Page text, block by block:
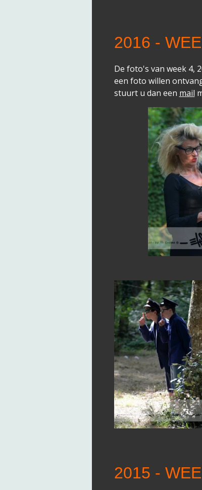
2016 -
De foto's van week 4,
een foto willen
stuurt u dan een mail
2015 -